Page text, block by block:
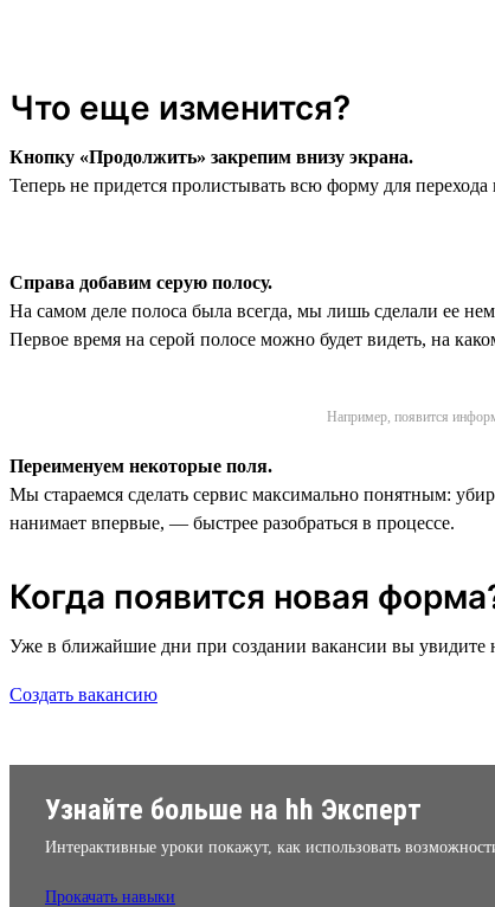
Что еще изменится?
Кнопку «Продолжить» закрепим внизу экрана.
Теперь не придется пролистывать всю форму для
Справа добавим серую полосу.
На самом деле полоса была всегда, мы лишь сделали ее
Первое время на серой полосе можно будет видеть, на
Например, появится
Переименуем некоторые поля.
Мы стараемся сделать сервис максимально понятным:
нанимает впервые, — быстрее разобраться в процессе.
Когда появится новая
Уже в ближайшие дни при создании вакансии вы увидите
Создать вакансию
Узнайте больше на hh Эксперт
Интерактивные уроки покажут, как использовать
Прокачать навыки